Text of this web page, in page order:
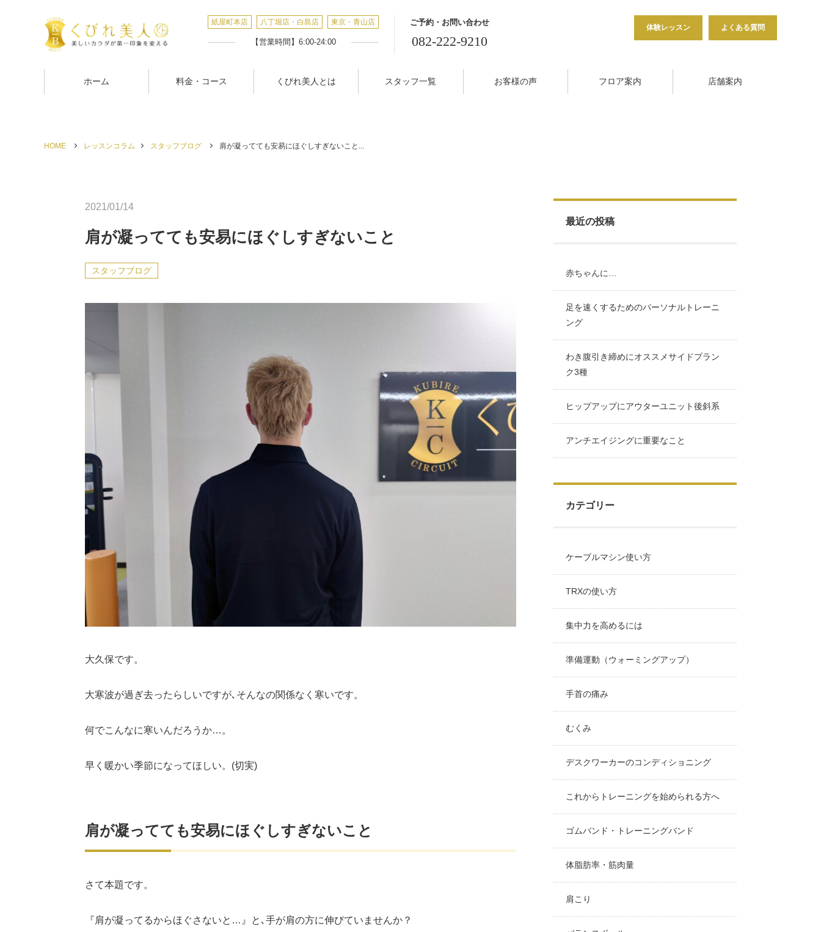
紙屋町本店 八丁堀店・白島店 東京・青山店
【営業時間】6:00-24:00
ご予約・お問い合わせ
082-222-9210
体験レッスン よくある質問
ホーム 料金・コース くびれ美人とは スタッフ一覧 お客様の声 フロア案内 店舗案内
HOME レッスンコラム スタッフブログ 肩が凝ってても安易にほぐしすぎないこと...
2021/01/14
肩が凝ってても安易にほぐしすぎないこと
スタッフブログ
大久保です。
大寒波が過ぎ去ったらしいですが､そんなの関係なく寒いです。
何でこんなに寒いんだろうか…。
早く暖かい季節になってほしい。(切実)
肩が凝ってても安易にほぐしすぎないこと
さて本題です。
『肩が凝ってるからほぐさないと…』と､手が肩の方に伸びていませんか？
最近の投稿
赤ちゃんに…
足を速くするためのパーソナルトレーニ
ング
わき腹引き締めにオススメサイドプラン
ク3種
ヒップアップにアウターユニット後斜系
アンチエイジングに重要なこと
カテゴリー
ケーブルマシン使い方
TRXの使い方
集中力を高めるには
準備運動（ウォーミングアップ）
手首の痛み
むくみ
デスクワーカーのコンディショニング
これからトレーニングを始められる方へ
ゴムバンド・トレーニングバンド
体脂肪率・筋肉量
肩こり